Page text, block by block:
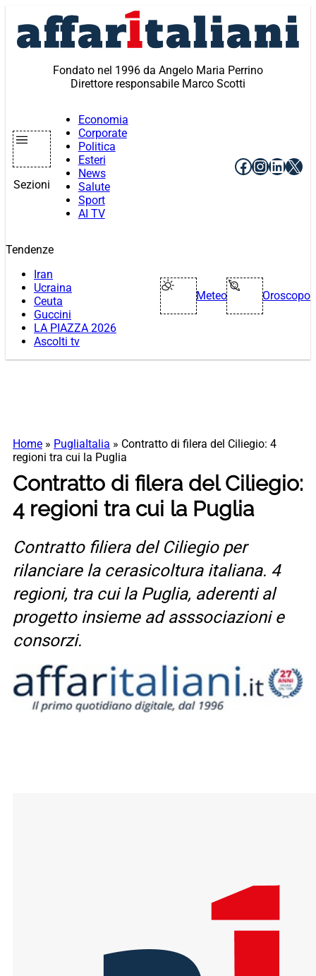
contenuto
Fondato nel 1996 da Angelo Maria Perrino
Direttore responsabile Marco Scotti
Sezioni
Economia
Corporate
Politica
Esteri
News
Salute
Sport
AI TV
Facebook
X
Tendenze
Iran
Ucraina
Ceuta
Guccini
LA PIAZZA 2026
Ascolti tv
Meteo Oroscopo
Home » PugliaItalia » Contratto di filera del Ciliegio: 4
regioni tra cui la Puglia
Contratto di filera del Ciliegio:
4 regioni tra cui la Puglia
Contratto filiera del Ciliegio per
rilanciare la cerasicoltura italiana. 4
regioni, tra cui la Puglia, aderenti al
progetto insieme ad asssociazioni e
consorzi.